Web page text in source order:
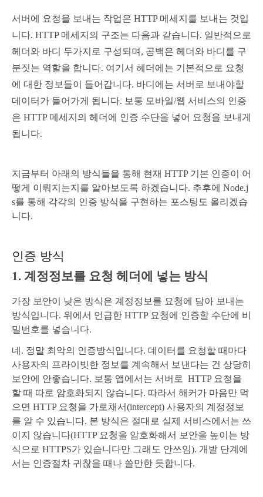
서버에 요청을 보내는 작업은 HTTP 메세지를 보내는 것입
니다. HTTP 메세지의 구조는 다음과 같습니다. 일반적으로
헤더와 바디 두가지로 구성되며, 공백은 헤더와 바디를 구
분짓는 역할을 합니다. 여기서 헤더에는 기본적으로 요청
에 대한 정보들이 들어갑니다. 바디에는 서버로 보내야할
데이터가 들어가게 됩니다. 보통 모바일/웹 서비스의 인증
은 HTTP 메세지의 헤더에 인증 수단을 넣어 요청을 보내게
됩니다.
지금부터 아래의 방식들을 통해 현재 HTTP 기본 인증이 어
떻게 이뤄지는지를 알아보도록 하겠습니다. 추후에 Node.j
s를 통해 각각의 인증 방식을 구현하는 포스팅도 올리겠습
니다.
인증 방식
1. 계정정보를 요청 헤더에 넣는 방식
가장 보안이 낮은 방식은 계정정보를 요청에 담아 보내는
방식입니다. 위에서 언급한 HTTP 요청에 인증할 수단에 비
밀번호를 넣습니다.
네. 정말 최악의 인증방식입니다. 데이터를 요청할 때마다
사용자의 프라이빗한 정보를 계속해서 보낸다는 건 상당히
보안에 안좋습니다. 보통 앱에서는 서버로 HTTP 요청을
할 때 따로 암호화되지 않습니다. 따라서 해커가 마음만 먹
으면 HTTP 요청을 가로채서(intercept) 사용자의 계정정보
를 알 수 있습니다. 본 방식은 절대로 실제 서비스에서는 쓰
이지 않습니다(HTTP 요청을 암호화해서 보안을 높이는 방
식으로 HTTPS가 있습니다만 그래도 안쓰임). 개발 단계에
서는 인증절차 귀찮을 때나 쓸만한 듯합니다.